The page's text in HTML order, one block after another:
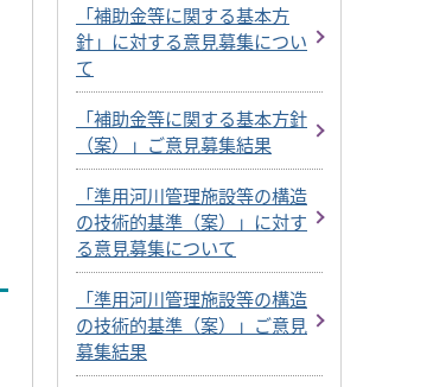
「補助金等に関する基本方
針」に対する意見募集につい
て
「補助金等に関する基本方針
（案）」ご意見募集結果
「準用河川管理施設等の構造
の技術的基準（案）」に対す
る意見募集について
「準用河川管理施設等の構造
の技術的基準（案）」ご意見
募集結果